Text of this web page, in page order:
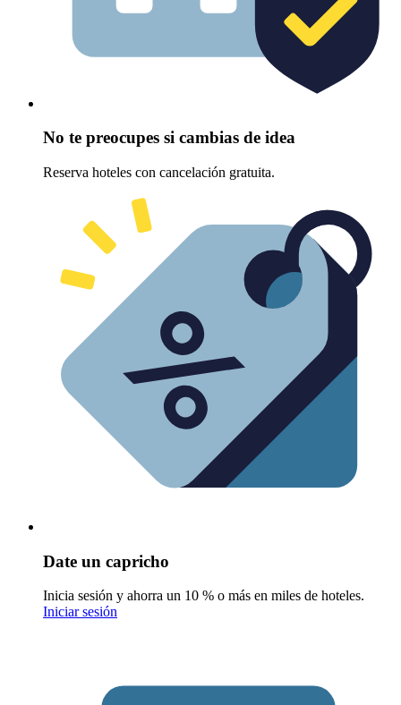
No te preocupes si cambias de idea
Reserva hoteles con cancelación gratuita.
Date un capricho
Inicia sesión y ahorra un 10 % o más en miles de hoteles.
Iniciar sesión